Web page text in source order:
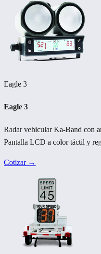
Eagle 3
Eagle 3
Radar vehicular Ka-Band con
Pantalla LCD a color táctil y
Cotizar →